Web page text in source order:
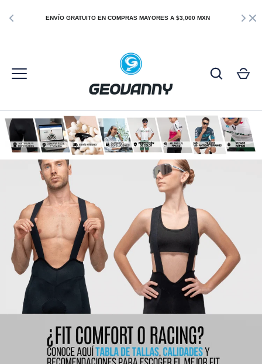
ENVÍO GRATUITO EN COMPRAS MAYORES A $3,000 MXN
contenido